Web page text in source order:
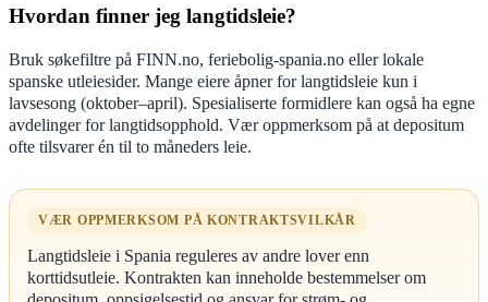
Hvordan finner jeg langtidsleie?
Bruk søkefiltre på FINN.no, feriebolig-spania.no eller lokale
spanske utleiesider. Mange eiere åpner for langtidsleie kun i
lavsesong (oktober–april). Spesialiserte formidlere kan også ha egne
avdelinger for langtidsopphold. Vær oppmerksom på at depositum
ofte tilsvarer én til to måneders leie.
VÆR OPPMERKSOM PÅ KONTRAKTSVILKÅR
Langtidsleie i Spania reguleres av andre lover enn
korttidsutleie. Kontrakten kan inneholde bestemmelser om